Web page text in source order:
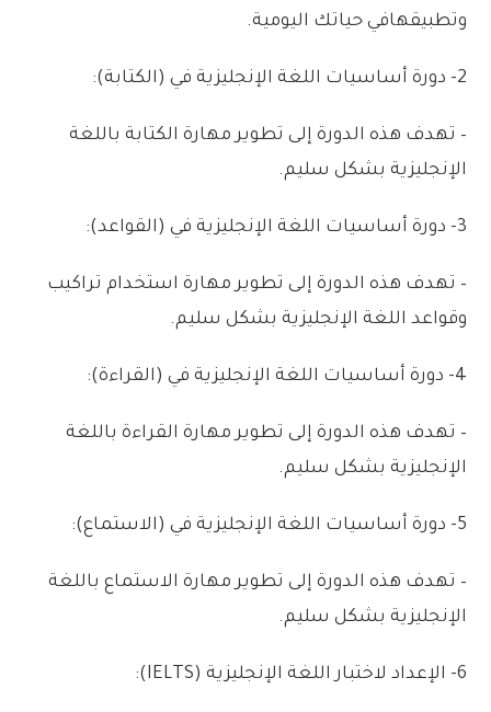
وتطبيقهافي حياتك اليومية.
2- دورة أساسيات اللغة الإنجليزية في ( الكتابة):
– تهدف هذه الدورة إلى تطوير مهارة الكتابة باللغة
الإنجليزية بشكل سليم.
3- دورة أساسيات اللغة الإنجليزية في ( القواعد):
– تهدف هذه الدورة إلى تطوير مهارة استخدام تراكيب
وقواعد اللغة الإنجليزية بشكل سليم.
4- دورة أساسيات اللغة الإنجليزية في ( القراءة):
– تهدف هذه الدورة إلى تطوير مهارة القراءة باللغة
الإنجليزية بشكل سليم.
5- دورة أساسيات اللغة الإنجليزية في ( الاستماع):
– تهدف هذه الدورة إلى تطوير مهارة الاستماع باللغة
الإنجليزية بشكل سليم.
6- الإعداد لاختبار اللغة الإنجليزية (
IELTS
):